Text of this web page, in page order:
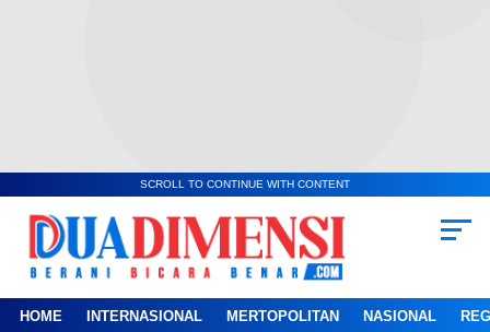
SCROLL TO CONTINUE WITH CONTENT
HOME INTERNASIONAL MERTOPOLITAN NASIONAL